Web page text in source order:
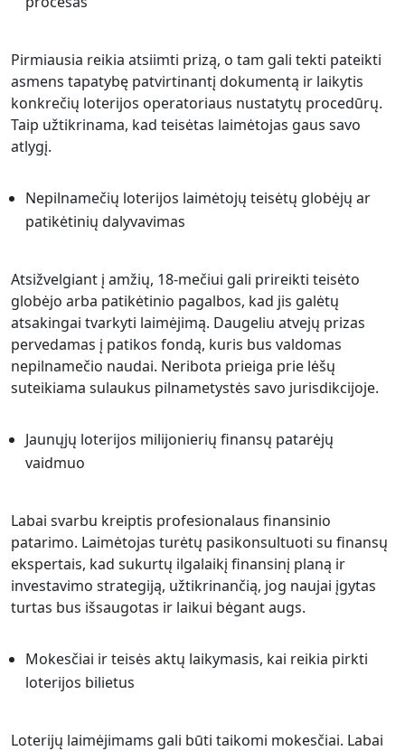
Pirmiausia reikia atsiimti prizą, o tam gali tekti pateikti
asmens tapatybę patvirtinantį dokumentą ir laikytis
konkrečių loterijos operatoriaus nustatytų procedūrų.
Taip užtikrinama, kad teisėtas laimėtojas gaus savo
atlygį.
Nepilnamečių loterijos laimėtojų teisėtų globėjų ar
patikėtinių dalyvavimas
Atsižvelgiant į amžių, 18-mečiui gali prireikti teisėto
globėjo arba patikėtinio pagalbos, kad jis galėtų
atsakingai tvarkyti laimėjimą. Daugeliu atvejų prizas
pervedamas į patikos fondą, kuris bus valdomas
nepilnamečio naudai. Neribota prieiga prie lėšų
suteikiama sulaukus pilnametystės savo jurisdikcijoje.
Jaunųjų loterijos milijonierių finansų patarėjų
vaidmuo
Labai svarbu kreiptis profesionalaus finansinio
patarimo. Laimėtojas turėtų pasikonsultuoti su finansų
ekspertais, kad sukurtų ilgalaikį finansinį planą ir
investavimo strategiją, užtikrinančią, jog naujai įgytas
turtas bus išsaugotas ir laikui bėgant augs.
Mokesčiai ir teisės aktų laikymasis, kai reikia pirkti
loterijos bilietus
Loterijų laimėjimams gali būti taikomi mokesčiai. Labai